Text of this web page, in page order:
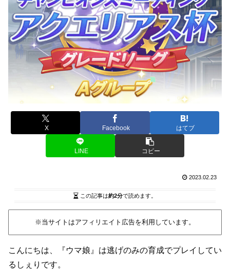
X Facebook はてブ
LINE コピー
2023.02.23
この記事は約2分で読めます。
※当サイトはアフィリエイト広告を利用しています。
こんにちは、『ウマ娘』は逃げのみの育成でプレイしてい
るしぇりです。